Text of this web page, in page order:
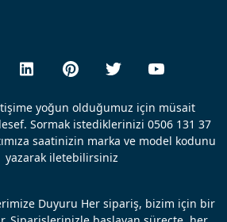
yoğun olduğumuz için müsait
Sormak istediklerinizi 0506 131 37
saatinizin marka ve model kodunu
yazarak iletebilirsiniz
Duyuru Her sipariş, bizim için bir